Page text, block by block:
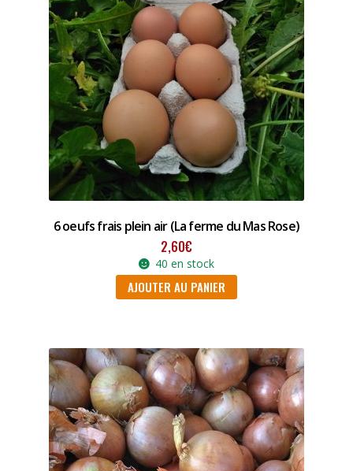
6 oeufs frais plein air (La ferme du Mas Rose)
2,60€
40 en stock
AJOUTER AU PANIER